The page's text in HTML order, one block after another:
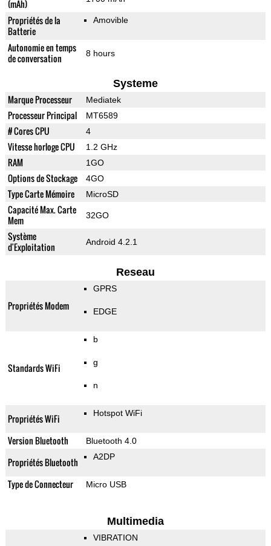
(mAh)
Propriétés de la
Batterie
Amovible
Autonomie en temps
de conversation
8 hours
Systeme
Marque Processeur Mediatek
Processeur Principal MT6589
# Cores CPU 4
Vitesse horloge CPU 1.2 GHz
RAM 1GO
Options de Stockage 4GO
Type Carte Mémoire MicroSD
Capacité Max. Carte
Mem
32GO
Système
d'Exploitation
Android 4.2.1
Reseau
Propriétés Modem
GPRS
EDGE
Standards WiFi
b
g
n
Propriétés WiFi Hotspot WiFi
Version Bluetooth Bluetooth 4.0
Propriétés Bluetooth A2DP
Type de Connecteur Micro USB
Multimedia
VIBRATION